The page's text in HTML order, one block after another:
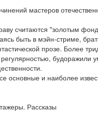
мастеров
считаются "золотым
быть в мэйн-стриме,
прозе. Более
будоражили
основные и наиболее
Рассказы